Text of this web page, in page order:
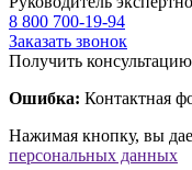
8 800 700-19-94
Заказать звонок
Получить
Ошибка: Контактная
Нажимая кнопку, вы
персональных данных